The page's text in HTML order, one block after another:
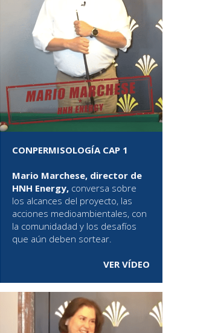
CONPERMISOLOGÍA CAP 1
Mario Marchese, director de
HNH Energy, conversa sobre
los alcances del proyecto, las
acciones medioambientales, con
la comunidadad y los desafíos
que aún deben sortear.
VER VÍDEO